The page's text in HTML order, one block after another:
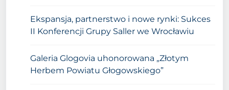
Ekspansja, partnerstwo i nowe rynki: Sukces
II Konferencji Grupy Saller we Wrocławiu
Galeria Glogovia uhonorowana „Złotym
Herbem Powiatu Głogowskiego”